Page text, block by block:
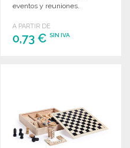
eventos y reuniones.
A PARTIR DE
0,73 €SIN IVA